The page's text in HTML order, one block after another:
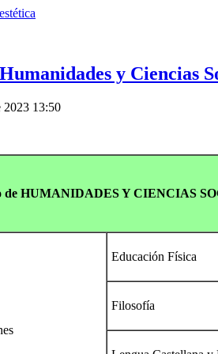
y Ciencias
2023 13:50
de HUMANIDADES Y CIENCIAS
Educación Física
Filosofía